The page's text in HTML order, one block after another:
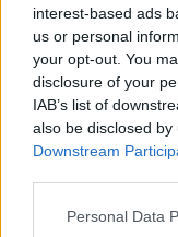
interest-based ads
us or personal
your opt-out. You
disclosure of your
IAB’s list of
also be disclosed
Downstream
Personal Data
20/07/2005
In «Thaïs»
Carla Fracci